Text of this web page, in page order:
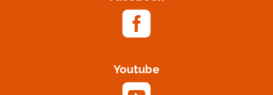

Youtube